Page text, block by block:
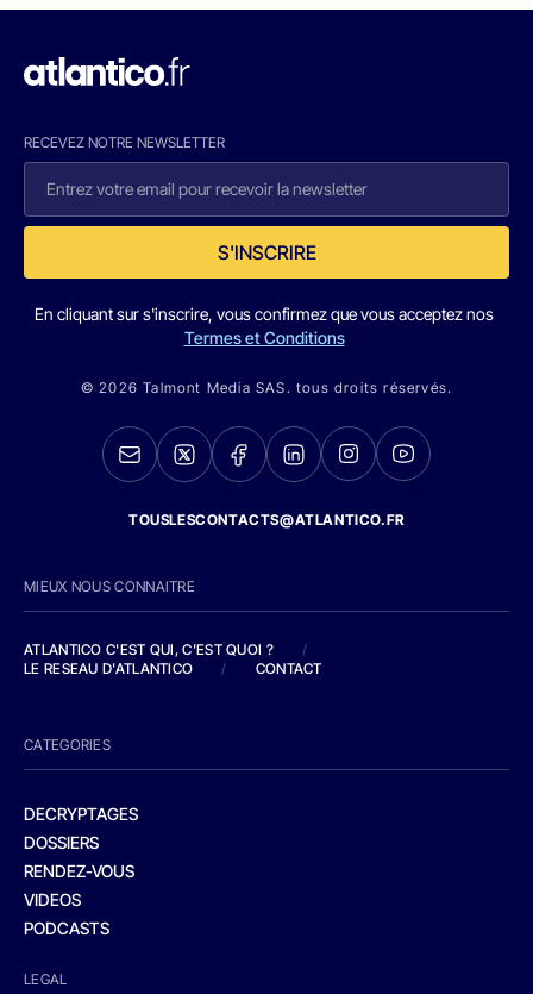
RECEVEZ NOTRE NEWSLETTER
S'INSCRIRE
En cliquant sur s'inscrire, vous confirmez que vous acceptez nos
Termes et Conditions
© 2026 Talmont Media SAS. tous droits réservés.
TOUSLESCONTACTS@ATLANTICO.FR
MIEUX NOUS CONNAITRE
ATLANTICO C'EST QUI, C'EST QUOI ?
/
LE RESEAU D'ATLANTICO
/ CONTACT
CATEGORIES
DECRYPTAGES
DOSSIERS
RENDEZ-VOUS
VIDEOS
PODCASTS
LEGAL